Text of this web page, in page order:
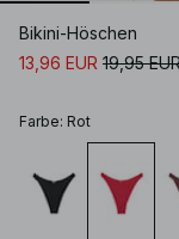
Bikini-Höschen
13,96 EUR 19,95
Farbe: Rot